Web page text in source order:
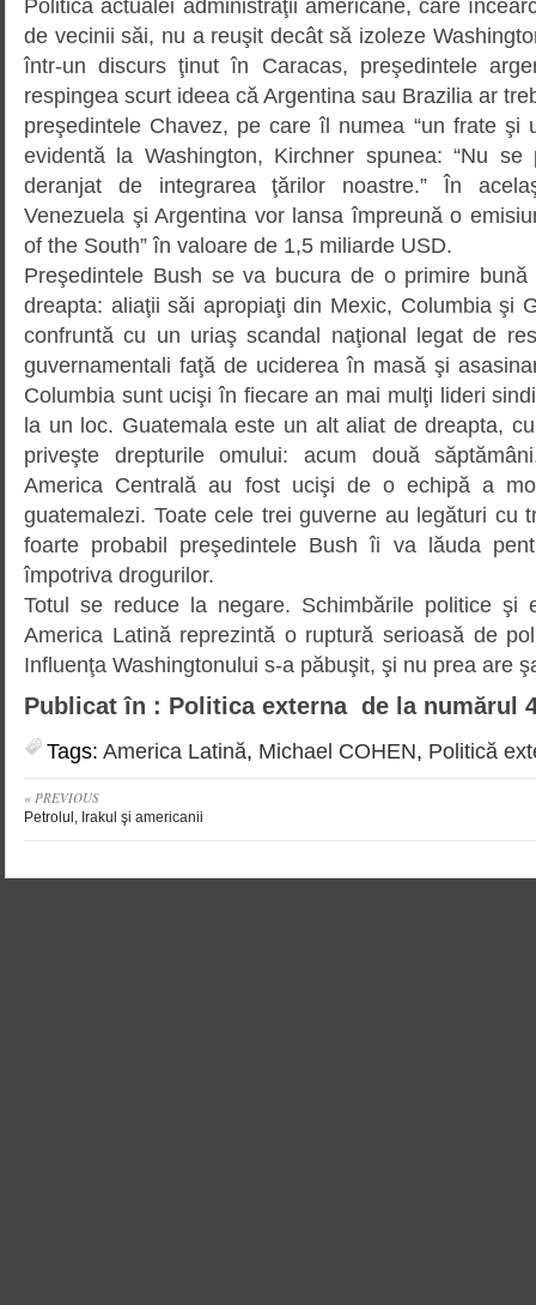
Politica actualei administraţii americane, care
de vecinii săi, nu a reuşit decât să izoleze
într-un discurs ţinut în Caracas, preşedintele
respingea scurt ideea că Argentina sau Brazilia ar
preşedintele Chavez, pe care îl numea “un frate şi
evidentă la Washington, Kirchner spunea: “Nu
deranjat de integrarea ţărilor noastre.” În
Venezuela şi Argentina vor lansa împreună o
of the South” în valoare de 1,5 miliarde USD.
Preşedintele Bush se va bucura de o primire
dreapta: aliaţii săi apropiaţi din Mexic, Columbia şi
confruntă cu un uriaş scandal naţional legat de
guvernamentali faţă de uciderea în masă şi
Columbia sunt ucişi în fiecare an mai mulţi lideri
la un loc. Guatemala este un alt aliat de dreapta,
priveşte drepturile omului: acum două
America Centrală au fost ucişi de o echipă a
guatemalezi. Toate cele trei guverne au legături cu
foarte probabil preşedintele Bush îi va lăuda
împotriva drogurilor.
Totul se reduce la negare. Schimbările politice şi
America Latină reprezintă o ruptură serioasă de
Influenţa Washingtonului s-a păbuşit, şi nu prea are
Publicat în : Politica externa de la numărul
Tags: America Latină, Michael COHEN, Politică
« PREVIOUS
Petrolul, Irakul şi americanii